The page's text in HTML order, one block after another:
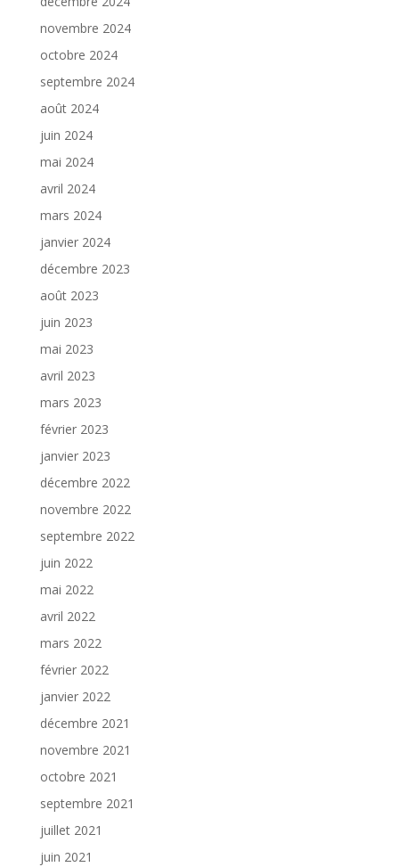
novembre 2024
octobre 2024
septembre 2024
août 2024
juin 2024
mai 2024
avril 2024
mars 2024
janvier 2024
décembre 2023
août 2023
juin 2023
mai 2023
avril 2023
mars 2023
février 2023
janvier 2023
décembre 2022
novembre 2022
septembre 2022
juin 2022
mai 2022
avril 2022
mars 2022
février 2022
janvier 2022
décembre 2021
novembre 2021
octobre 2021
septembre 2021
juillet 2021
juin 2021